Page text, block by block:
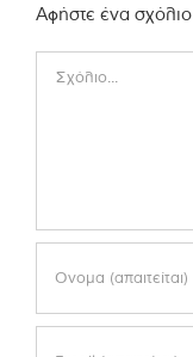
Αφήστε ένα σχόλιο